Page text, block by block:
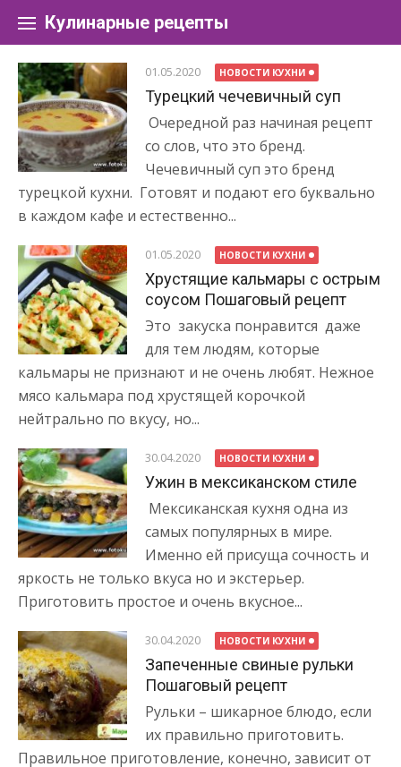
Кулинарные рецепты
01.05.2020 НОВОСТИ КУХНИ
Турецкий чечевичный суп
Очередной раз начиная рецепт
со слов, что это бренд.
Чечевичный суп это бренд
турецкой кухни. Готовят и подают его буквально
в каждом кафе и естественно...
01.05.2020 НОВОСТИ КУХНИ
Хрустящие кальмары с острым
соусом Пошаговый рецепт
Это закуска понравится даже
для тем людям, которые
кальмары не признают и не очень любят. Нежное
мясо кальмара под хрустящей корочкой
нейтрально по вкусу, но...
30.04.2020 НОВОСТИ КУХНИ
Ужин в мексиканском стиле
Мексиканская кухня одна из
самых популярных в мире.
Именно ей присуща сочность и
яркость не только вкуса но и экстерьер.
Приготовить простое и очень вкусное...
30.04.2020 НОВОСТИ КУХНИ
Запеченные свиные рульки
Пошаговый рецепт
Рульки – шикарное блюдо, если
их правильно приготовить.
Правильное приготовление, конечно, зависит от